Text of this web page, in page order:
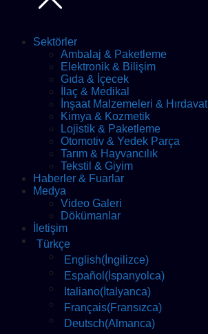
Sektörler
Ambalaj & Paketleme
Elektronik & Bilişim
Gıda & İçecek
İlaç & Medikal
İnşaat Malzemeleri & Hırdavat
Kimya & Kozmetik
Lojistik & Paketleme
Otomotiv & Yedek Parça
Tarım & Hayvancılık
Tekstil & Giyim
Haberler & Fuarlar
Medya
Video Galeri
Dökümanlar
İletişim
Türkçe
English(İngilizce)
Español (İspanyolca)
Italiano(İtalyanca)
Français(Fransızca)
Deutsch(Almanca)